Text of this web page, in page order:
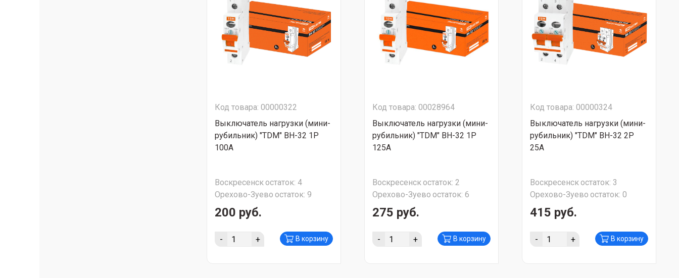
Код товара: 00000322
Выключатель нагрузки (мини-
рубильник) "TDM" ВН-32 1Р
100А
Воскресенскостаток: 4
Орехово-Зуево остаток: 9
200 руб.
- + В корзину
Код товара: 00028964
Выключатель нагрузки (мини-
рубильник) "TDM" ВН-32 1Р
125А
Воскресенскостаток: 2
Орехово-Зуево остаток: 6
275 руб.
- + В корзину
Код товара: 00000324
Выключатель нагрузки (мини-
рубильник) "TDM" ВН-32 2Р
25А
Воскресенскостаток: 3
Орехово-Зуево остаток: 0
415 руб.
- + В корзину